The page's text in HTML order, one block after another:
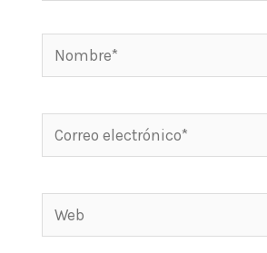
Nombre*
Correo
electrónico*
Web